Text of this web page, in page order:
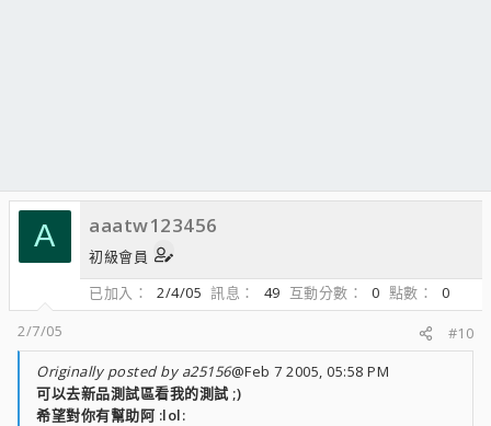
A aaatw123456
初級會員
已加入
2/4/05 訊息 49 互動分數 0 點數
0
2/7/05
#10
Originally posted by a25156@Feb 7 2005, 05:58 PM
可以去新品測試區看我的測試 ;)
希望對你有幫助阿 :lol: